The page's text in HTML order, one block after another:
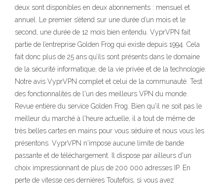
deux sont disponibles en deux abonnements : mensuel et
annuel. Le premier s’étend sur une durée d’un mois et le
second, une durée de 12 mois bien entendu. VyprVPN fait
partie de l’entreprise Golden Frog qui existe depuis 1994. Cela
fait donc plus de 25 ans qu’ils sont présents dans le domaine
de la sécurité informatique, de la vie privée et de la technologie.
Notre avis VyprVPN complet et celui de la communauté. Test
des fonctionnalités de l'un des meilleurs VPN du monde.
Revue entière du service Golden Frog. Bien qu'il ne soit pas le
meilleur du marché à l'heure actuelle, il a tout de même de
très belles cartes en mains pour vous séduire et nous vous les
présentons. VyprVPN n'impose aucune limite de bande
passante et de téléchargement. Il dispose par ailleurs d'un
choix impressionnant de plus de 200 000 adresses IP. En
perte de vitesse ces dernières Toutefois, si vous avez